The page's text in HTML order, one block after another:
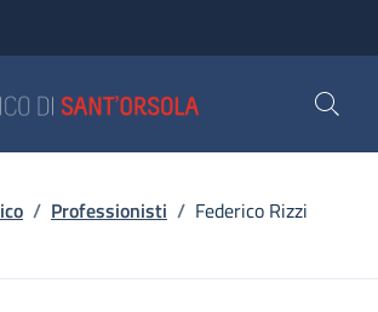
pane
/ Professionisti / Federico Rizzi